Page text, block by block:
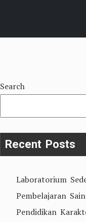
Search
Recent Posts
Laboratorium
Pembelajaran
Pendidikan